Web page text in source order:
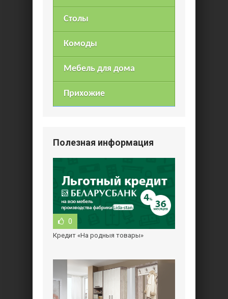
Столы
Комоды
Мебель для дома
Прихожие
Полезная информация
0
Кредит «На родныя товары»